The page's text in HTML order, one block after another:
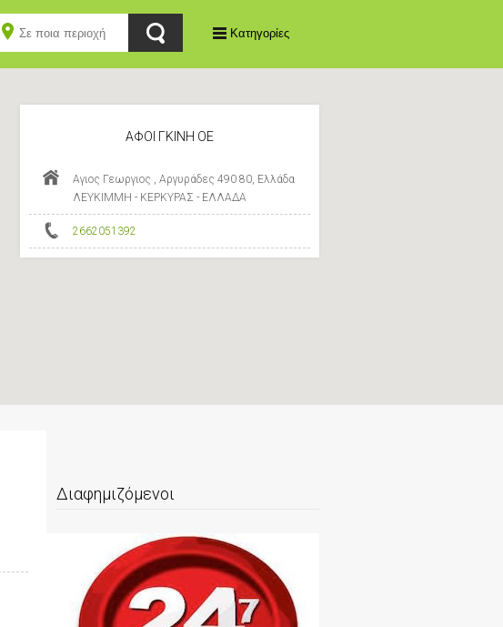
Κατηγορίες
ΑΦΟΙ ΓΚΙΝΗ ΟΕ
Αγιος Γεωργιος , Αργυράδες 490 80, Ελλάδα
ΛΕΥΚΙΜΜΗ - ΚΕΡΚΥΡΑΣ - ΕΛΛΑΔΑ
2662051392
Διαφημιζόμενοι